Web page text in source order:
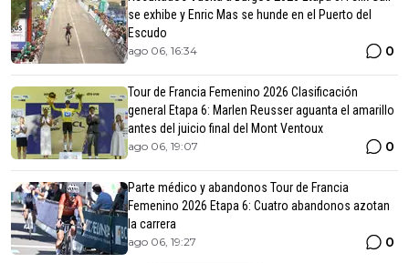
se exhibe y Enric Mas se hunde en el Puerto del
Escudo
ago 06, 16:34 0
Tour de Francia Femenino 2026 Clasificación
general Etapa 6: Marlen Reusser aguanta el amarillo
antes del juicio final del Mont Ventoux
ago 06, 19:07 0
Parte médico y abandonos Tour de Francia
Femenino 2026 Etapa 6: Cuatro abandonos azotan
la carrera
ago 06, 19:27 0